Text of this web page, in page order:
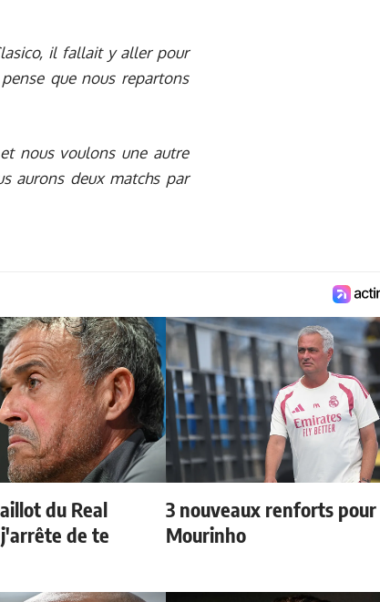
il fallait y aller pour
que nous repartons
nous voulons une autre
aurons deux matchs par
du Real
de te
3 nouveaux renforts pour
Mourinho